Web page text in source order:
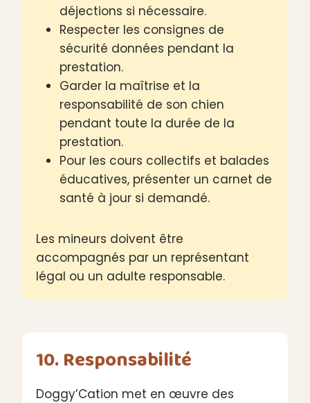
déjections si nécessaire.
Respecter les consignes de
sécurité données pendant la
prestation.
Garder la maîtrise et la
responsabilité de son chien
pendant toute la durée de la
prestation.
Pour les cours collectifs et balades
éducatives, présenter un carnet de
santé à jour si demandé.
Les mineurs doivent être
accompagnés par un représentant
légal ou un adulte responsable.
10. Responsabilité
Doggy’Cation met en œuvre des